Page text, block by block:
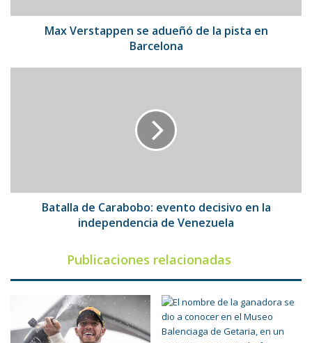
Barcelona
Max Verstappen se adueñó de la pista en
Barcelona
de
VenezuelaBatalla de Carabobo: evento decisivo en la
independencia de Venezuela
Publicaciones relacionadas